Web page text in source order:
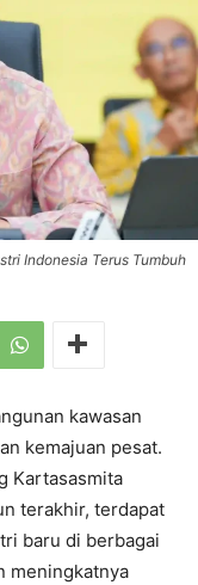
Indonesia Terus Tumbuh
kawasan
kemajuan pesat.
Kartasasmita
terakhir, terdapat
baru di berbagai
meningkatnya